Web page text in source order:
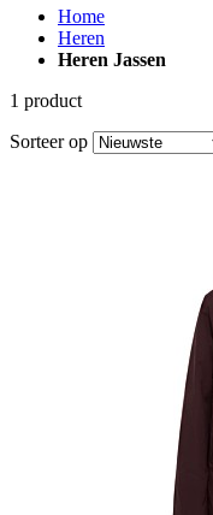
Home
Heren
Heren Jassen
1 product
Sorteer op